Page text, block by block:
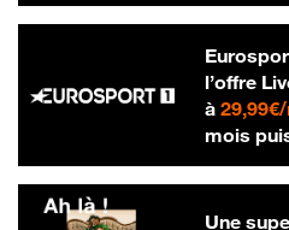
l’offre
à
mois
Une